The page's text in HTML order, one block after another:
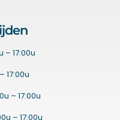
– 17:00u
17:00u
– 17:00u
– 17:00u